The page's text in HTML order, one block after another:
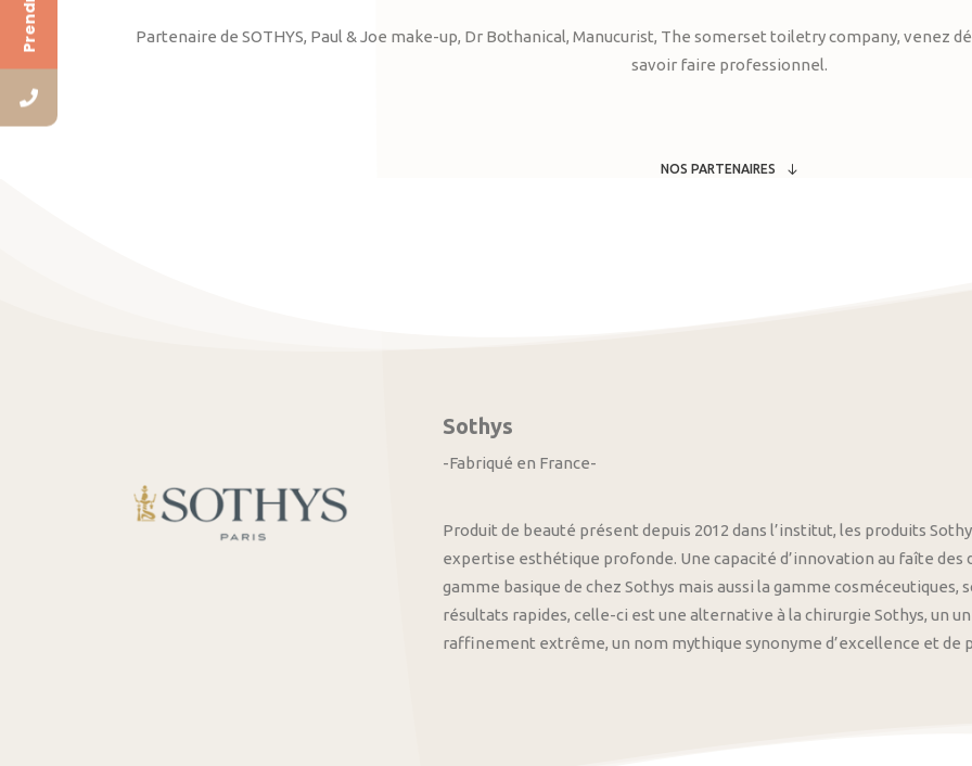
Partenaire de SOTHYS, Paul & Joe make-up, Dr Bothanical, Manucurist, The somerset toiletry company, venez
savoir faire professionnel.
NOS PARTENAIRES
Sothys
-Fabriqué en France-
Produit de beauté présent depuis 2012 dans l’institut, les produits
expertise esthétique profonde. Une capacité d’innovation au faîte
gamme basique de chez Sothys mais aussi la gamme
résultats rapides, celle-ci est une alternative à la chirurgie Sothys, un
raffinement extrême, un nom mythique synonyme d’excellence et de